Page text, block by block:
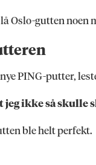
Oslo-gutten noen
PING-putter,
jeg ikke så
ble helt perfekt.